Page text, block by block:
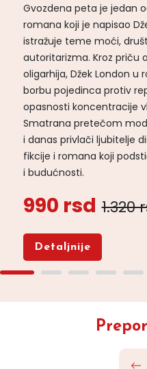
Gvozdena peta je jedan
romana koji je napisao
istražuje teme moći,
autoritarizma. Kroz priču
oligarhija, Džek London
borbu pojedinca protiv
opasnosti koncentracije
Smatrana pretečom
i danas privlači ljubitelje
fikcije i romana koji
i budućnosti.
990 rsd 1.320
Detaljnije